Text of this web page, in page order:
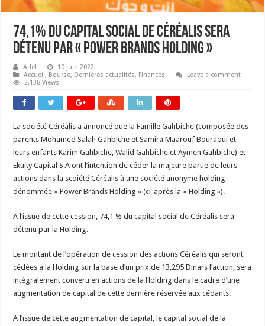
74,1% du capital social de Céréalis sera
détenu par « Power Brands Holding »
Adel
10 juin 2022
Accueil, Bourse, Dernières actualités, Finances
Leave a comment
2,138 Views
La société Céréalis a annoncé que la Famille Gahbiche (composée des
parents Mohamed Salah Gahbiche et Samira Maarouf Bouraoui et
leurs enfants Karim Gahbiche, Walid Gahbiche et Aymen Gahbiche) et
Ekuity Capital S.A ont l’intention de céder la majeure partie de leurs
actions dans la scoiété Céréalis à une société anonyme holding
dénommée « Power Brands Holding » (ci-après la « Holding »).
A l’issue de cette cession, 74,1 % du capital social de Céréalis sera
détenu par la Holding.
Le montant de l’opération de cession des actions Céréalis qui seront
cédées à la Holding sur la base d’un prix de 13,295 Dinars l’action, sera
intégralement converti en actions de la Holding dans le cadre d’une
augmentation de capital de cette dernière réservée aux cédants.
A l’issue de cette augmentation de capital, le capital social de la